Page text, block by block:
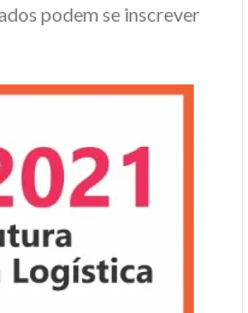
podem se inscrever